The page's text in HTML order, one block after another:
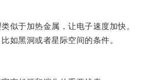
于加热金属，让电子速度加快。
黑洞或者星际空间的条件。